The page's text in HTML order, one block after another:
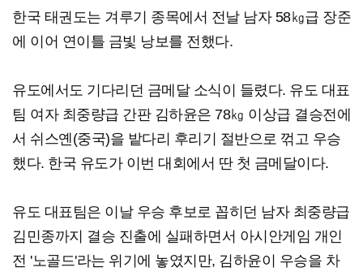
한국 태권도는 겨루기 종목에서 전날 남자 58㎏급 장준
에 이어 연이틀 금빛 낭보를 전했다.
유도에서도 기다리던 금메달 소식이 들렸다. 유도 대표
팀 여자 최중량급 간판 김하윤은 78㎏ 이상급 결승전에
서 쉬스옌(중국)을 밭다리 후리기 절반으로 꺾고 우승
했다. 한국 유도가 이번 대회에서 딴 첫 금메달이다.
유도 대표팀은 이날 우승 후보로 꼽히던 남자 최중량급
김민종까지 결승 진출에 실패하면서 아시안게임 개인
전 '노골드'라는 위기에 놓였지만, 김하윤이 우승을 차